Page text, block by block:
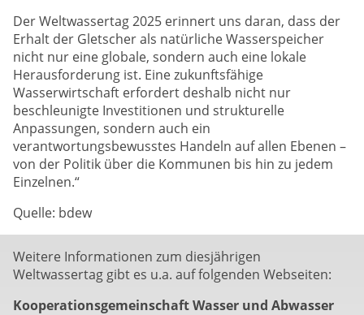
Der Weltwassertag 2025 erinnert uns daran, dass der
Erhalt der Gletscher als natürliche Wasserspeicher
nicht nur eine globale, sondern auch eine lokale
Herausforderung ist. Eine zukunftsfähige
Wasserwirtschaft erfordert deshalb nicht nur
beschleunigte Investitionen und strukturelle
Anpassungen, sondern auch ein
verantwortungsbewusstes Handeln auf allen Ebenen –
von der Politik über die Kommunen bis hin zu jedem
Einzelnen.“
Quelle: bdew
Weitere Informationen zum diesjährigen
Weltwassertag gibt es u.a. auf folgenden Webseiten:
Kooperationsgemeinschaft Wasser und Abwasser